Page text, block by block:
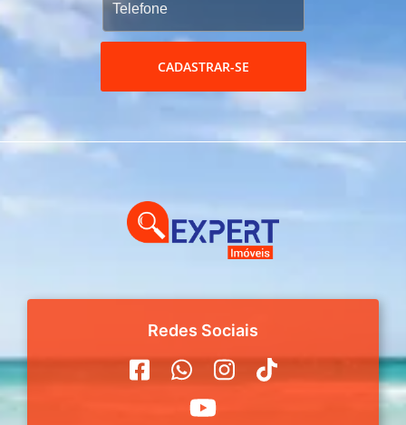
CADASTRAR-SE
Redes Sociais